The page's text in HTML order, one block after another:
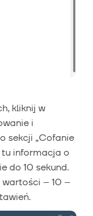
kliknij w
i
sekcji „Cofanie
tu informacja o
do 10 sekund.
wartości – 10 –